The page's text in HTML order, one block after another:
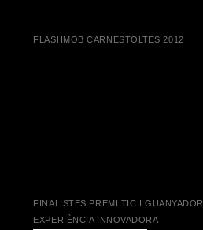
FLASHMOB CARNESTOLTES 2012
FINALISTES PREMI TIC I
EXPERIÈNCIA INNOVADORA